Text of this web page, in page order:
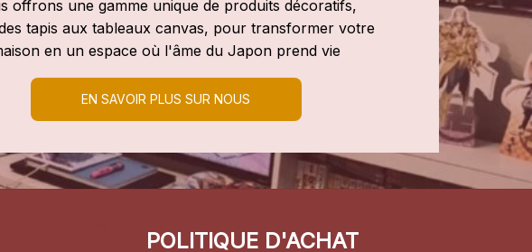
offrons une gamme unique de produits décoratifs,
tapis aux tableaux canvas, pour transformer votre
en un espace où l'âme du Japon prend vie
EN SAVOIR PLUS SUR NOUS
POLITIQUE D'ACHAT